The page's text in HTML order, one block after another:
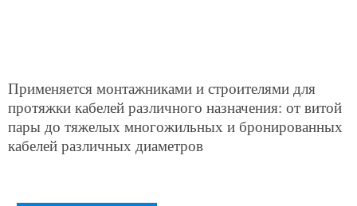
Применяется монтажниками и строителями для
протяжки кабелей различного назначения: от витой
пары до тяжелых многожильных и бронированных
кабелей различных диаметров